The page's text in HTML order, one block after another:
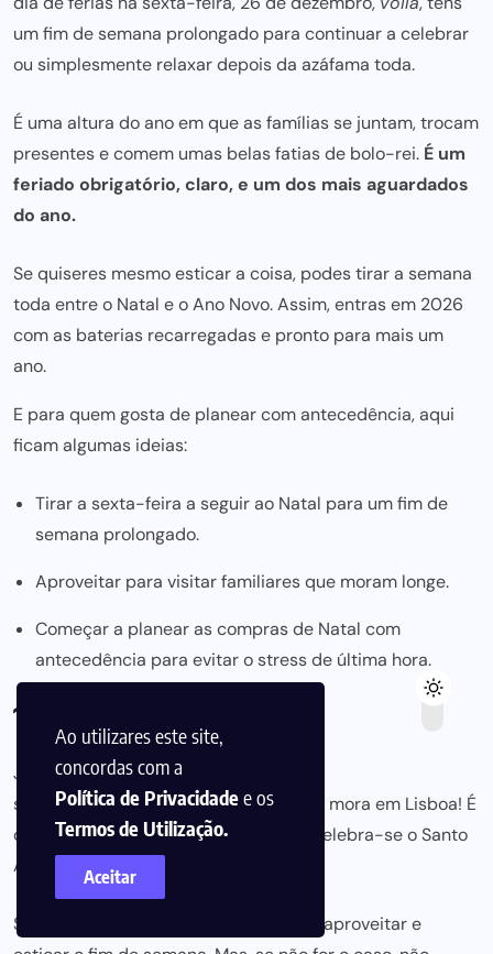
Ao utilizares este site,
concordas com a
Política de Privacidadee os
Termos de Utilização.
Aceitar
um fim de semana prolongado para continuar a celebrar
ou simplesmente relaxar depois da azáfama toda.
É uma altura do ano em que as famílias se juntam, trocam
presentes e comem umas belas fatias de bolo-rei. É um
feriado obrigatório, claro, e um dos mais aguardados
do ano.
Se quiseres mesmo esticar a coisa, podes tirar a semana
toda entre o Natal e o Ano Novo. Assim, entras em 2026
com as baterias recarregadas e pronto para mais um
ano.
E para quem gosta de planear com antecedência, aqui
ficam algumas ideias:
Tirar a sexta-feira a seguir ao Natal para um fim de
semana prolongado.
Aproveitar para visitar familiares que moram longe.
Começar a planear as compras de Natal com
antecedência para evitar o stress de última hora.
15. Santo António
Junho de 2025 promete
ser um mês bem simpático para quem
mora em Lisboa! É
que dia 13 de junho, uma sexta-feira, celebra-se o Santo
António,
feriado municipal
Se a pessoa trabalha em Lisboa, pode aproveitar e